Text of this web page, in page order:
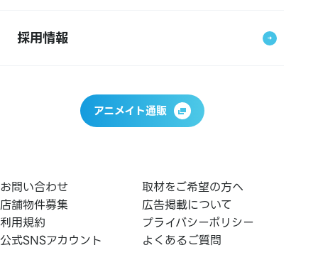
採用情報
アニメイト通販
お問い合わせ
取材をご希望の方へ
店舗物件募集
広告掲載について
利用規約
プライバシーポリシー
公式SNSアカウント
よくあるご質問